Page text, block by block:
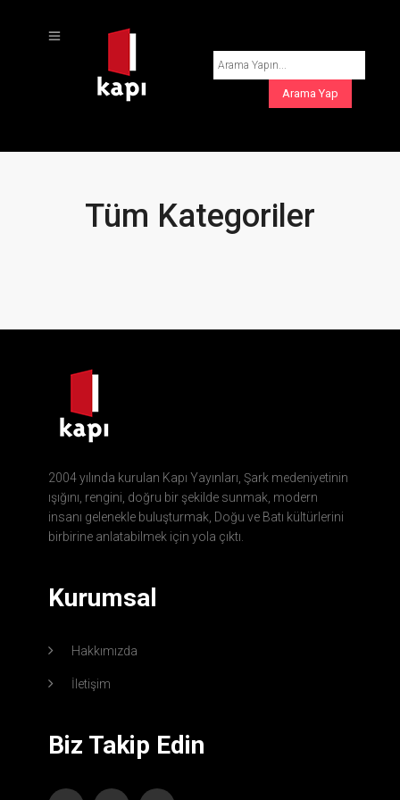
Tüm Kategoriler
2004 yılında kurulan Kapı Yayınları, Şark medeniyetinin
ışığını, rengini, doğru bir şekilde sunmak, modern
insanı gelenekle buluşturmak, Doğu ve Batı kültürlerini
birbirine anlatabilmek için yola çıktı.
Kurumsal
Hakkımızda
İletişim
Biz Takip Edin